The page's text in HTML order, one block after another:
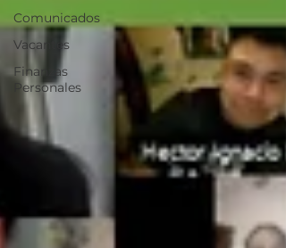
Comunicados
Vacantes
Finanzas
Personales